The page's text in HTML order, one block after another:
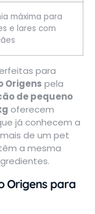
máxima para
e lares com
para
Origens pela
de pequeno
oferecem
já conhecem a
de um pet
a mesma
Origens para